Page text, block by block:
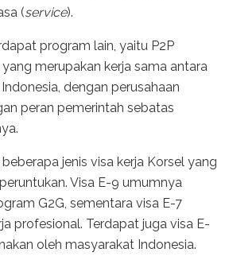
(service).
program lain, yaitu P2P
yang merupakan kerja sama antara
dengan perusahaan
peran pemerintah sebatas
jenis visa kerja Korsel yang
Visa E-9 umumnya
G2G, sementara visa E-7
profesional. Terdapat juga visa E-
oleh masyarakat Indonesia.